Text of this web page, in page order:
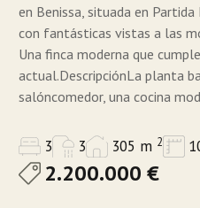
en Benissa, situada en
con fantásticas vistas a las
Una finca moderna que
actual.DescripciónLa planta
salóncomedor, una cocina
3 3 305 m 2
2.200.000 €